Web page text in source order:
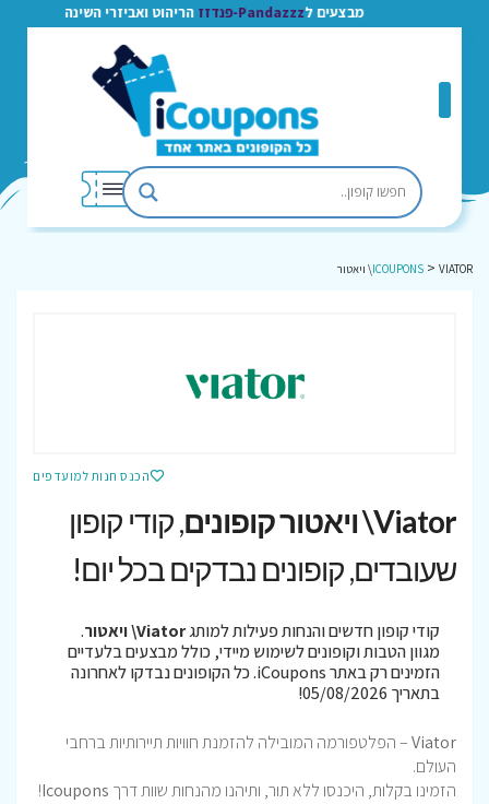
מבצעים ל Pandazzz-פנדזז הריהוט ואביזרי השינה
ICOUPONS > VIATOR\ ויאטור
הכנס חנות למועדפים
Viator\ ויאטור קופונים
, קודי קופון
שעובדים, קופונים נבדקים בכל יום!
קודי קופון חדשים והנחות פעילות למותגViator\ ויאטור
.
מגוון הטבות וקופונים לשימוש מיידי, כולל מבצעים בלעדיים
הזמינים רק באתר iCoupons. כל הקופונים נבדקו לאחרונה
בתאריך 05/08/2026!
Viator– הפלטפורמה המובילה להזמנת חוויות תיירותיות ברחבי
העולם.
הזמינו בקלות, היכנסו ללא תור, ותיהנו מהנחות שוות דרך Icoupons
!